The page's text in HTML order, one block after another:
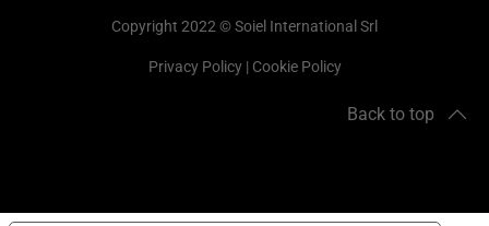
Copyright 2022 © Soiel International Srl
Privacy Policy| Cookie Policy
Back to top